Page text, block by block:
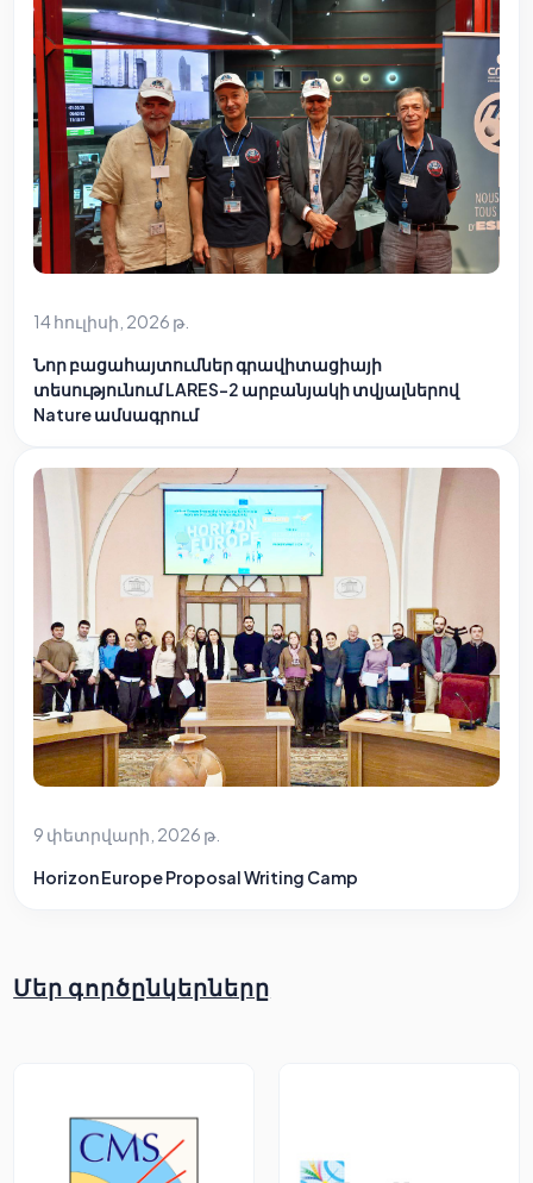
14 հուլիսի, 2026 թ.
Նոր բացահայտումներ գրավիտացիայի
տեսությունում LARES-2 արբանյակի տվյալներով
Nature ամսագրում
9 փետրվարի, 2026 թ.
Horizon Europe Proposal Writing Camp
Մեր գործընկերները